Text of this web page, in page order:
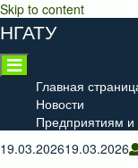
Skip to content
НГАТУ
Главная
Новости
Предприятиям
19.03.202619.03.2026